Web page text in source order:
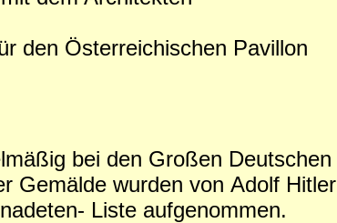
den Österreichischen Pavillon
bei den Großen Deutschen
Gemälde wurden von Adolf Hitler
Liste aufgenommen.